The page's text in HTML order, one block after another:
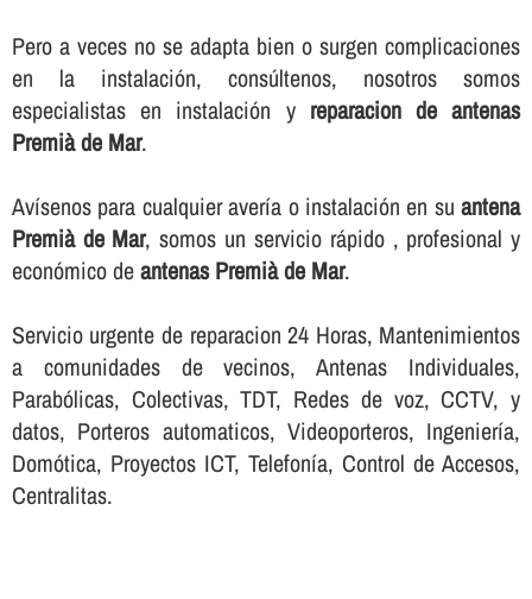
Pero a veces no se adapta bien o surgen complicaciones
en la instalación, consúltenos, nosotros somos
especialistas en instalación y reparacion de antenas
Premià de Mar.
Aví­senos para cualquier averí­a o instalación en suantena
Premià de Mar, somos un servicio rápido , profesional y
económico deantenas Premià de Mar.
Servicio urgente de reparacion 24 Horas, Mantenimientos
a comunidades de vecinos, Antenas Individuales,
Parabólicas, Colectivas, TDT, Redes de voz, CCTV, y
datos, Porteros automaticos, Videoporteros, Ingenierí­a,
Domótica, Proyectos ICT, Telefoní­a, Control de Accesos,
Centralitas.